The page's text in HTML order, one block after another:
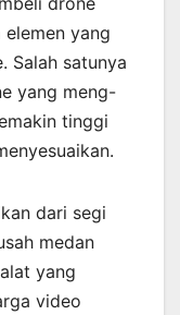
yang
Salah satunya
yang meng-
tinggi
dari segi
medan
yang
video